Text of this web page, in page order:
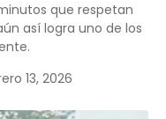
que respetan
así logra uno de los
13, 2026